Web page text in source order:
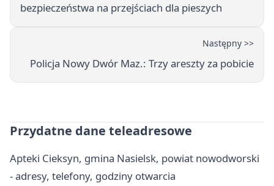
bezpieczeństwa na przejściach dla pieszych
Następny >>
Policja Nowy Dwór Maz.: Trzy areszty za pobicie
Przydatne dane teleadresowe
Apteki Cieksyn, gmina Nasielsk, powiat nowodworski
- adresy, telefony, godziny otwarcia